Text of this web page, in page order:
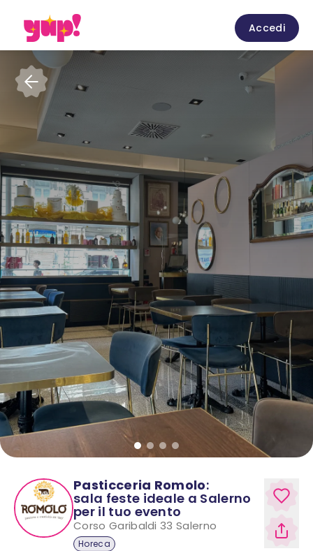
Accedi
Pasticceria Romolo:
sala feste ideale a Salerno
per il tuo evento
Corso Garibaldi 33 Salerno
Horeca